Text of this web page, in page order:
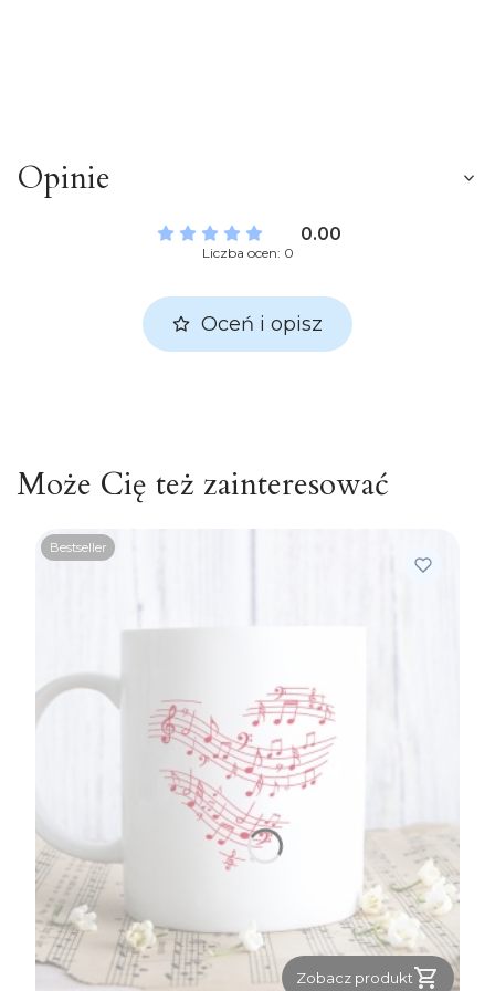
Opinie
0.00
Liczba ocen: 0
Oceń i opisz
Może Cię też zainteresować
Bestseller
Zobacz produkt